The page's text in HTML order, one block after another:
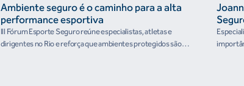
Ambiente seguro é o caminho para a alta
performance esportiva
III Fórum Esporte Seguro reúne especialistas, atletas e
dirigentes no Rio e reforça que ambientes protegidos são